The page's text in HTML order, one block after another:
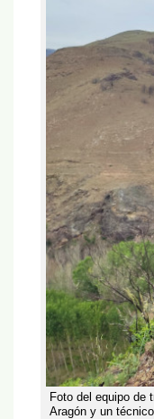
Foto del equipo de
Aragón y un